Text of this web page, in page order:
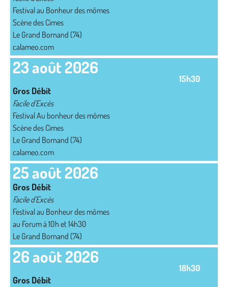
Festival au Bonheur des mômes
Scène des Cimes
Le Grand Bornand (74)
calameo.com
23 août 2026
15h30
Gros Débit
Facile d'Excès
Festival Au bonheur des mômes
Scène des Cimes
Le Grand Bornand (74)
calameo.com
25 août 2026
Gros Débit
Facile d'Excès
Festival au Bonheur des mômes
au Forum à 10h et 14h30
Le Grand Bornand (74)
26 août 2026
18h30
Gros Débit